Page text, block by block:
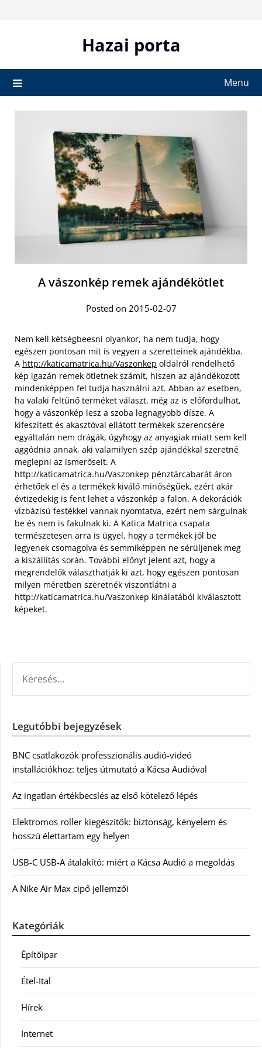
Hazai porta
Menu
A vászonkép remek ajándékötlet
Posted on 2015-02-07
Nem kell kétségbeesni olyankor, ha nem tudja, hogy
egészen pontosan mit is vegyen a szeretteinek ajándékba.
A http://katicamatrica.hu/Vaszonkep oldalról rendelhető
kép igazán remek ötletnek számít, hiszen az ajándékozott
mindenképpen fel tudja használni azt. Abban az esetben,
ha valaki feltűnő terméket választ, még az is előfordulhat,
hogy a vászonkép lesz a szoba legnagyobb dísze. A
kifeszített és akasztóval ellátott termékek szerencsére
egyáltalán nem drágák, úgyhogy az anyagiak miatt sem kell
aggódnia annak, aki valamilyen szép ajándékkal szeretné
meglepni az ismerőseit. A
http://katicamatrica.hu/Vaszonkep pénztárcabarát áron
érhetőek el és a termékek kiváló minőségűek, ezért akár
évtizedekig is fent lehet a vászonkép a falon. A dekorációk
vízbázisú festékkel vannak nyomtatva, ezért nem sárgulnak
be és nem is fakulnak ki. A Katica Matrica csapata
természetesen arra is ügyel, hogy a termékek jól be
legyenek csomagolva és semmiképpen ne sérüljenek meg
a kiszállítás során. További előnyt jelent azt, hogy a
megrendelők választhatják ki azt, hogy egészen pontosan
milyen méretben szeretnék viszontlátni a
http://katicamatrica.hu/Vaszonkep kínálatából kiválasztott
képeket.
Legutóbbi bejegyzések
BNC csatlakozók professzionális audió-videó
installációkhoz: teljes útmutató a Kácsa Audióval
Az ingatlan értékbecslés az első kötelező lépés
Elektromos roller kiegészítők: biztonság, kényelem és
hosszú élettartam egy helyen
USB-C USB-A átalakító: miért a Kácsa Audió a megoldás
A Nike Air Max cipő jellemzői
Kategóriák
Építőipar
Étel-Ital
Hírek
Internet